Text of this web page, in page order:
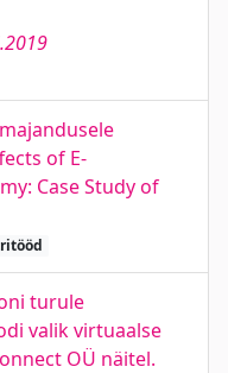
of E-
Case Study of
turule
valik virtuaalse
OÜ näitel.